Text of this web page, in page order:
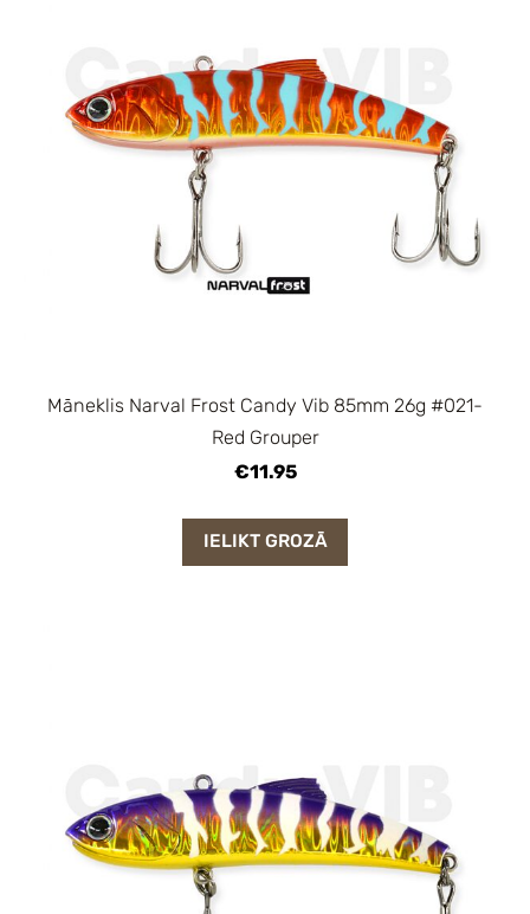
Māneklis Narval Frost Candy Vib 85mm 26g #021-
Red Grouper
€11.95
IELIKT GROZĀ